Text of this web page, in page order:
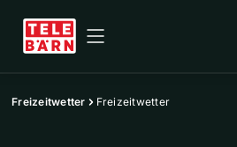
Freizeitwetter Freizeitwetter